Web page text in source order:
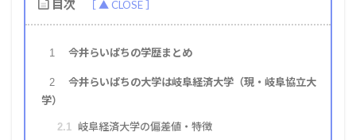
目次
1 今井らいぱちの学歴まとめ
2
今井らいぱちの大学は岐阜経済大学（現・岐阜協立大
学）
2.1 岐阜経済大学の偏差値・特徴